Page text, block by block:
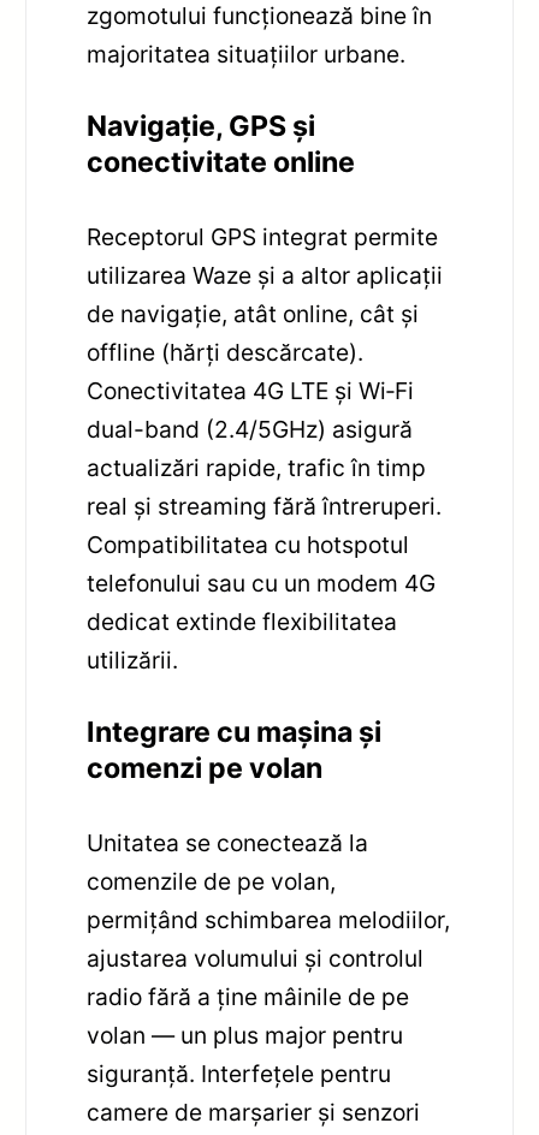
zgomotului funcționează bine în
majoritatea situațiilor urbane.
Navigație, GPS și
conectivitate online
Receptorul GPS integrat permite
utilizarea Waze și a altor aplicații
de navigație, atât online, cât și
offline (hărți descărcate).
Conectivitatea 4G LTE și Wi‑Fi
dual-band (2.4/5GHz) asigură
actualizări rapide, trafic în timp
real și streaming fără întreruperi.
Compatibilitatea cu hotspotul
telefonului sau cu un modem 4G
dedicat extinde flexibilitatea
utilizării.
Integrare cu mașina și
comenzi pe volan
Unitatea se conectează la
comenzile de pe volan,
permițând schimbarea melodiilor,
ajustarea volumului și controlul
radio fără a ține mâinile de pe
volan — un plus major pentru
siguranță. Interfețele pentru
camere de marșarier și senzori